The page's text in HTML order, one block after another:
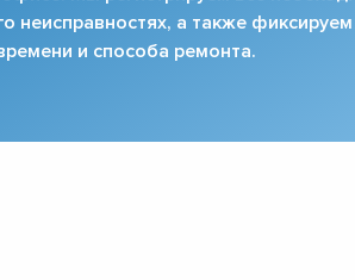
неисправностях, а также
и способа ремонта.